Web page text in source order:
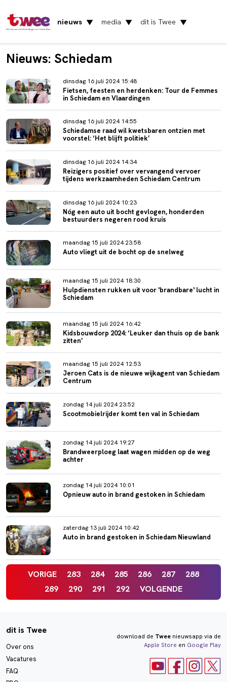
Het nieuws uit Vlaardingen en Schiedam
nieuws ▼ media ▼ dit is Twee ▼
Nieuws: Schiedam
dinsdag 16 juli 2024 15:48
Fietsen, feesten en herdenken: Tour de Femmes
in Schiedam en Vlaardingen
dinsdag 16 juli 2024 14:55
Schiedamse raad wil kwetsbaren ontzien met
voorstel: ‘Het blijft politiek’
dinsdag 16 juli 2024 14:34
Reizigers positief over vervangend vervoer
tijdens werkzaamheden Schiedam Centrum
dinsdag 16 juli 2024 10:23
Nóg een auto uit bocht gevlogen, honderden
bestuurders negeren rood kruis
maandag 15 juli 2024 23:58
Auto vliegt uit de bocht op de snelweg
maandag 15 juli 2024 18:30
Hulpdiensten rukken uit voor 'brandbare' lucht in
Schiedam
maandag 15 juli 2024 16:42
Kidsbouwdorp 2024: ‘Leuker dan thuis op de bank
zitten’
maandag 15 juli 2024 12:53
Jeroen Cats is de nieuwe wijkagent van Schiedam
Centrum
zondag 14 juli 2024 23:52
Scootmobielrijder komt ten val in Schiedam
zondag 14 juli 2024 19:27
Brandweerploeg laat wagen midden op de weg
achter
zondag 14 juli 2024 10:01
Opnieuw auto in brand gestoken in Schiedam
zaterdag 13 juli 2024 10:42
Auto in brand gestoken in Schiedam Nieuwland
VORIGE 283 284 285 286 287
288
289
290 291 292 VOLGENDE
dit is Twee
Over ons
Vacatures
FAQ
download de Tweenieuwsapp via de
Apple Store en Google Play